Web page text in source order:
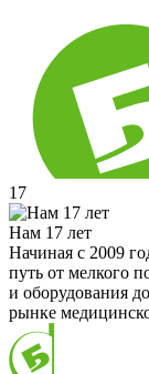
17
Нам 17 лет
Начиная с 2009
путь от мелкого
и оборудования
рынке